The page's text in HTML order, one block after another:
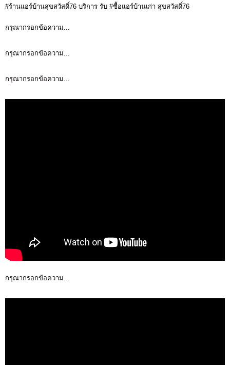
#ร้านแอร์บ้านสุขสวัสดิ์76 บริการ รับ #ซื้อแอร์บ้านเก่า สุขสวัสดิ์76
กรุณากรอกข้อความ...
กรุณากรอกข้อความ...
กรุณากรอกข้อความ...
กรุณากรอกข้อความ...